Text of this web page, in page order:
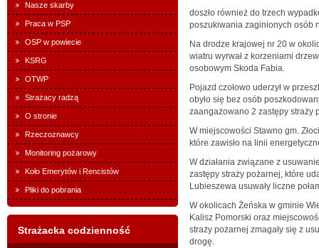
Nasze skarby
Praca w PSP
OSP w powiecie
KSRG
OTWP
Strażacy radzą
O stronie
Rzeczoznawcy
Monitoring pożarowy
Koło Emerytów i Rencistów
Pliki do pobrania
Strażacka codzienność
doszło również do trzech
poszukiwania zaginionych osób
Na drodze krajowej nr 20 w
wiatru wyrwał z korzeniami
osobowym Skoda Fabia.
Pojazd czołowo uderzył w
obyło się bez osób
zaangażowano 2 zastępy straży
W miejscowości Stawno gm.
które zawisło na linii
W działania związane z
zastępy straży pożarnej, które
Lubieszewa usuwały liczne
W okolicach Żeńska w gminie
Kalisz Pomorski oraz
straży pożarnej zmagały się z
drogę.